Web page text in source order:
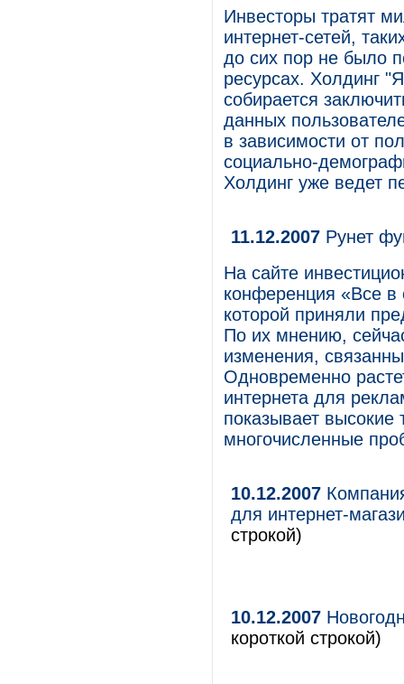
Инвесторы тратят
интернет-сетей,
до сих пор не было
ресурсах. Холдинг
собирается
данных
в зависимости от
социально-
Холдинг уже ведет
11.12.2007 Рунет
На сайте
конференция «Все в
которой приняли
По их мнению,
изменения,
Одновременно
интернета для
показывает
многочисленные
10.12.2007
для интернет-
строкой)
10.12.2007
короткой строкой)